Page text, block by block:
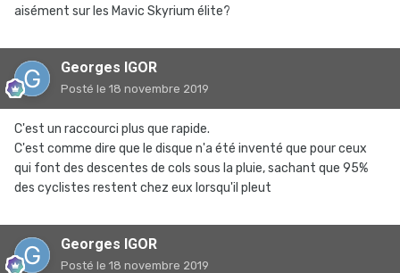
aisément sur les Mavic Skyrium élite?
Georges IGOR
Posté le 18 novembre 2019
C'est un raccourci plus que rapide.
C'est comme dire que le disque n'a été inventé que pour ceux
qui font des descentes de cols sous la pluie, sachant que 95%
des cyclistes restent chez eux lorsqu'il pleut
Georges IGOR
Posté le 18 novembre 2019